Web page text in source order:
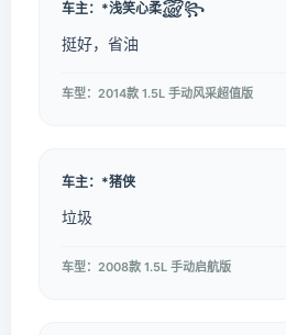
车主：*浅笑心柔꫞꧂
挺好，省油
车型：2014款 1.5L 手动风采超值版
车主：*猪侠
垃圾
车型：2008款 1.5L 手动启航版